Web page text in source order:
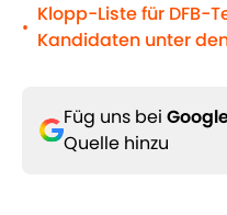
•
Klopp-Liste für DFB-
Kandidaten unter
Füg uns bei
Quelle hinzu